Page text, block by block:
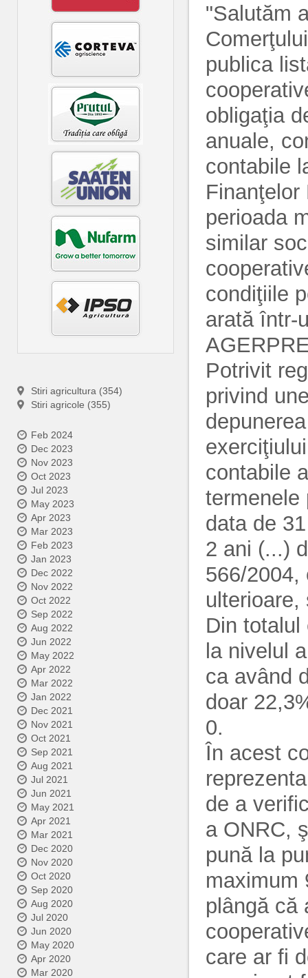
Stiri agricultura (354)
Stiri agricole (355)
Feb 2024
Dec 2023
Nov 2023
Oct 2023
Jul 2023
May 2023
Apr 2023
Mar 2023
Feb 2023
Jan 2023
Dec 2022
Nov 2022
Oct 2022
Sep 2022
Aug 2022
Jun 2022
May 2022
Apr 2022
Mar 2022
Jan 2022
Dec 2021
Nov 2021
Oct 2021
Sep 2021
Aug 2021
Jul 2021
Jun 2021
May 2021
Apr 2021
Mar 2021
Dec 2020
Nov 2020
Oct 2020
Sep 2020
Aug 2020
Jul 2020
Jun 2020
May 2020
Apr 2020
Mar 2020
"Salutăm
publica
obligaţia
anuale,
contabile
perioada
similar
condiţiile
arată într-
Potrivit
privind
contabile
termenele
data de
2 ani (...)
566/2004,
Din
la nivelul
ca având
doar
0.
În acest
de a
a ONRC,
pună la
maximum
plângă că
care ar fi